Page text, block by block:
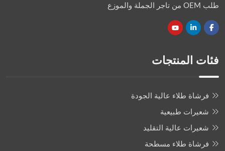
طلب OEM من تاجر الجملة والموزع
فئات المنتجات
فرشاة طلاء عالية الجودة
شعيرات طبيعية
شعيرات عالية التقليد
فرشاة طلاء مسطحة